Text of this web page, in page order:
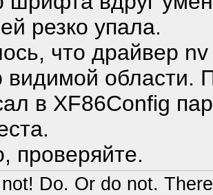
резко упала.
что драйвер
видимой области.
в XF86Config
проверяйте.
Do. Or do not.